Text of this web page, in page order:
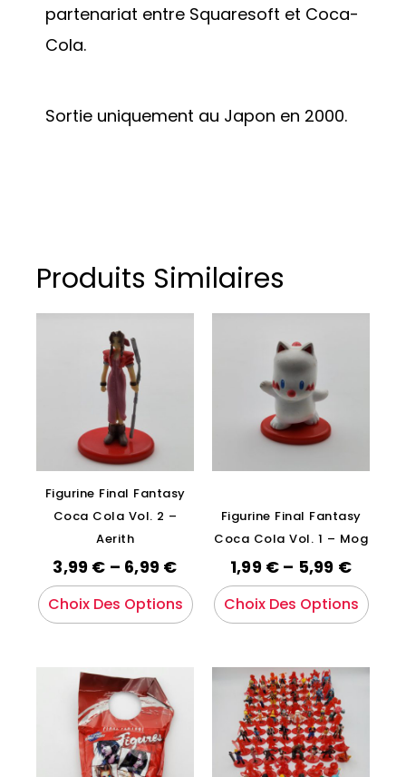
partenariat entre Squaresoft et Coca-
Cola.
Sortie uniquement au Japon en 2000.
Produits Similaires
Figurine Final Fantasy
Coca Cola Vol. 2 –
Aerith
3,99 € – 6,99 €
Choix Des Options
Figurine Final Fantasy
Coca Cola Vol. 1 – Mog
1,99 € – 5,99 €
Choix Des Options